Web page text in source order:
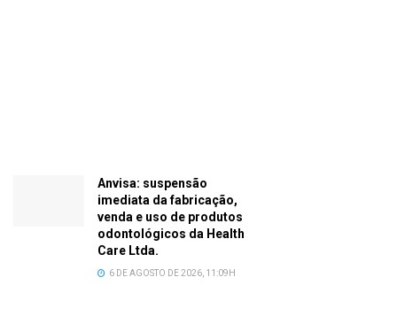
Anvisa: suspensão
imediata da fabricação,
venda e uso de produtos
odontológicos da Health
Care Ltda.
6 DE AGOSTO DE 2026, 11:09H